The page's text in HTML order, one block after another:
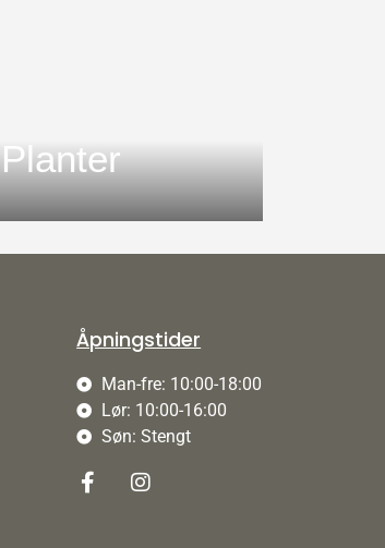
Planter
Åpningstider
Man-fre: 10:00-18:00
Lør: 10:00-16:00
Søn: Stengt